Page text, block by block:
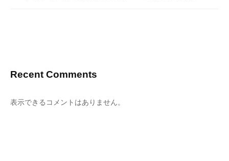
Recent Comments
表示できるコメントはありません。